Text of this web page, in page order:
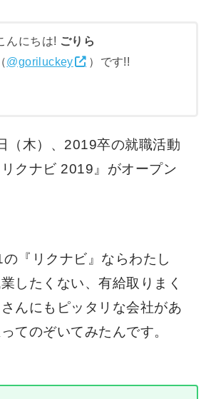
んにちは! ごりら
（@goriluckey ）です!!
（木）、2019卒の就職活動
クナビ 2019』がオープン
『リクナビ』ならわたし
したくない、有給取りまく
んにもピッタリな会社があ
てのぞいてみたんです。